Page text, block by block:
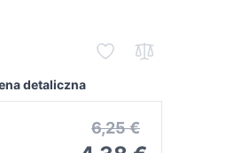
detaliczna
6,25 €